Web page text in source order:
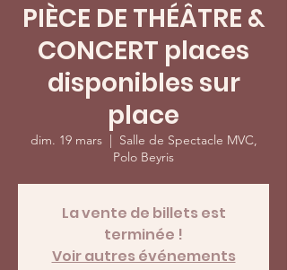
PIÈCE DE THÉÂTRE &
CONCERT places
disponibles sur
place
dim. 19 mars
  |
Salle de Spectacle MVC,
Polo Beyris
La vente de billets est
terminée !
Voir autres événements